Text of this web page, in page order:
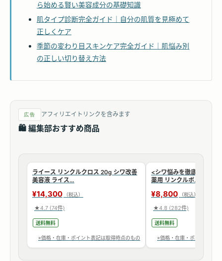
ら始める賢い美容成分の基礎知識
肌タイプ診断完全ガイド｜自分の肌質を見極めて
正しくケア
季節の変わり目スキンケア完全ガイド｜肌悩み別
の正しい切り替え方法
広告 アフィリエイトリンクを含みます
🛍 編集部おすすめ商品
<シワ悩みを徹底ケア> シワ改善美容液
薬用 リンクルボ…
¥8,800（税込）
★4.8 (282件)
送料無料
※価格・在庫・ポイント表記は取得時点のもの
<ブランド最高峰> 化粧水
燥 小じわ 毛…
¥11,000 （税込）
★4.7 (88件)
送料無料
※価格・在庫・ポイント表記